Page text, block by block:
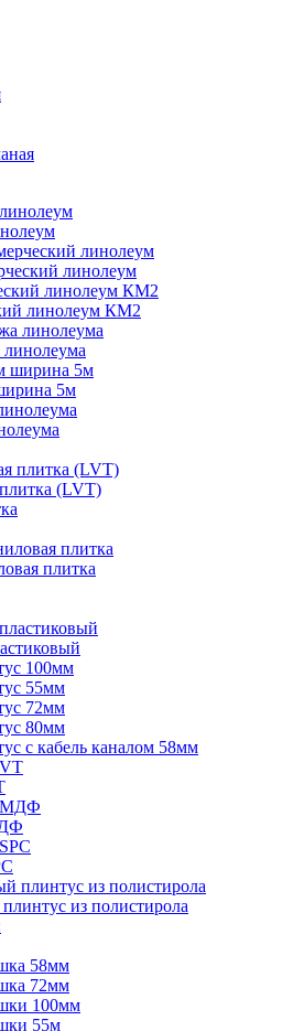
линолеум
линолеум КМ2
5м
(LVT)
плитка
100мм
55мм
72мм
80мм
с кабель каналом 58мм
из полистирола
58мм
72мм
100мм
55м